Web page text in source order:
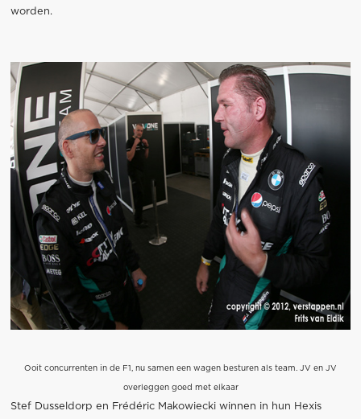
worden.
Ooit concurrenten in de F1, nu samen een wagen besturen als team. JV en JV
overleggen goed met elkaar
Stef Dusseldorp en Frédéric Makowiecki winnen in hun Hexis